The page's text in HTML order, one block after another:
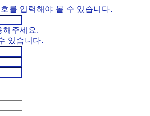
를 입력해야 볼 수 있습니다.
해주세요.
있습니다.